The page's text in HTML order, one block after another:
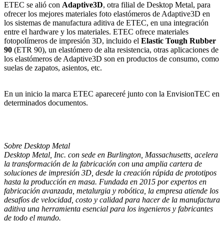
ETEC se alió con Adaptive3D, otra filial de Desktop Metal, para
ofrecer los mejores materiales foto elastómeros de Adaptive3D en
los sistemas de manufactura aditiva de ETEC, en una integración
entre el hardware y los materiales. ETEC ofrece materiales
fotopolímeros de impresión 3D, incluido el Elastic Tough Rubber
90 (ETR 90), un elastómero de alta resistencia, otras aplicaciones de
los elastómeros de Adaptive3D son en productos de consumo, como
suelas de zapatos, asientos, etc.
En un inicio la marca ETEC apareceré junto con la EnvisionTEC en
determinados documentos.
Sobre Desktop Metal
Desktop Metal, Inc. con sede en Burlington, Massachusetts, acelera
la transformación de la fabricación con una amplia cartera de
soluciones de impresión 3D, desde la creación rápida de prototipos
hasta la producción en masa. Fundada en 2015 por expertos en
fabricación avanzada, metalurgia y robótica, la empresa atiende los
desafíos de velocidad, costo y calidad para hacer de la manufactura
aditiva una herramienta esencial para los ingenieros y fabricantes
de todo el mundo.